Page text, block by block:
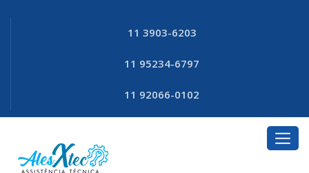
11 3903-6203
11 95234-6797
11 92066-0102